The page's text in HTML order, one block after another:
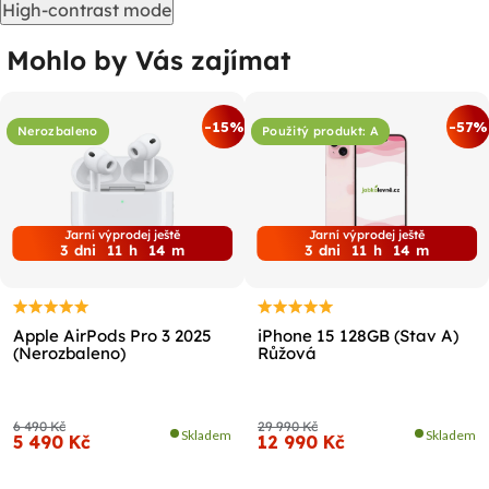
High-contrast mode
Mohlo by Vás zajímat
Nerozbaleno -15%
Jarní výprodej ještě
3 dni 11 h 14 m
Apple AirPods Pro 3 2025
(Nerozbaleno)
6 490 Kč
5 490 Kč Skladem
Použitý produkt: A -57%
Jarní výprodej ještě
3 dni 11 h 14 m
iPhone 15 128GB (Stav A)
Růžová
29 990 Kč
12 990 Kč Skladem